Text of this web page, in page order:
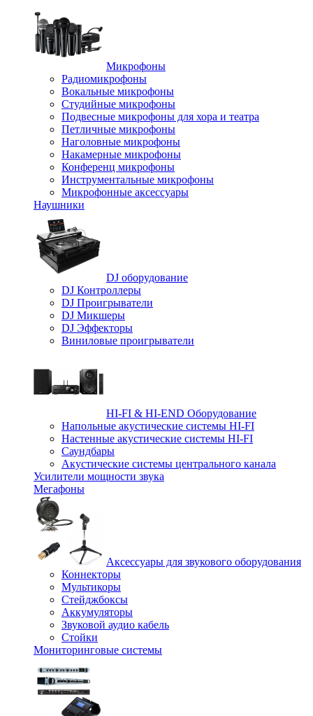
Микрофоны
Радиомикрофоны
Вокальные микрофоны
Студийные микрофоны
Подвесные микрофоны для хора и театра
Петличные микрофоны
Наголовные микрофоны
Накамерные микрофоны
Конференц микрофоны
Инструментальные микрофоны
Микрофонные аксессуары
Наушники
DJ оборудование
DJ Контроллеры
DJ Проигрыватели
DJ Микшеры
DJ Эффекторы
Виниловые проигрыватели
HI-FI & HI-END Оборудование
Напольные акустические системы HI-FI
Настенные акустические системы HI-FI
Саундбары
Акустические системы центрального канала
Усилители мощности звука
Мегафоны
Аксессуары для звукового оборудования
Коннекторы
Мультикоры
Стейджбоксы
Аккумуляторы
Звуковой аудио кабель
Стойки
Мониторинговые системы